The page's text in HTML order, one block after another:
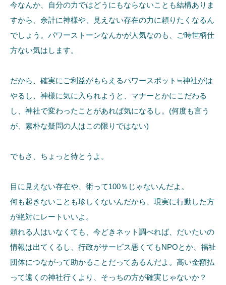
今なんか、自分の力ではどうにもならないことも結構ありま
すから、余計に神様や、見えない存在の力に頼りたくなるん
でしょう。パワーストーンなんかが人気なのも、ご時世柄仕
方ない気はします。
だから、確実にご利益がもらえるパワースポット≒神社がは
やるし、神様に気に入られようと、マナーとかにこだわる
し、神社で変わったことがあれば気になるし。(何度も言う
が、素朴な疑問の人はこの限りではない)
でもさ、ちょっと待とうよ。
目に見えない存在や、術って100％じゃないんだよ。
何も起きないことも珍しくないんだから、現実に行動した方
が絶対にレートいいよ。
頼れる人はいなくても、今どきネット調べれば、だいたいの
情報は出てくるし、行政がサービス悪くてもNPOとか、福祉
団体につながって助かることだってあるんだよ。高い金額払
って遠くの神社行くより、そっちの方が確実じゃないか？